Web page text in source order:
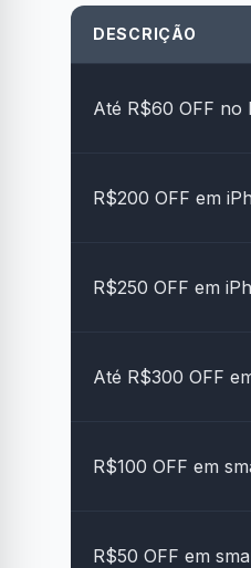
DESCRIÇÃO
Até R$60 OFF no
R$200 OFF em
R$250 OFF em
Até R$300 OFF
R$100 OFF em
R$50 OFF em